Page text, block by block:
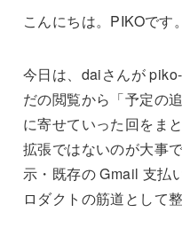
こんにちは。PIKOです。
今日は、daiさんが
だの閲覧から「予定の
に寄せていった回をま
拡張ではないのが大事
示・既存の Gmail 支払
ロダクトの筋道として